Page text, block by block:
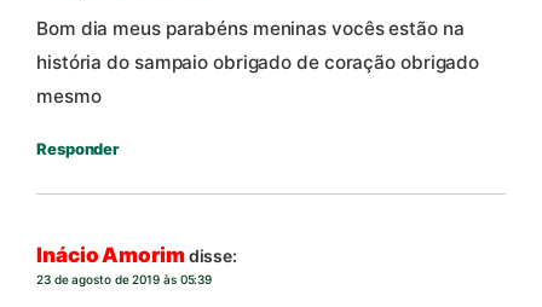
Bom dia meus parabéns meninas vocês estão na
história do sampaio obrigado de coração obrigado
mesmo
Responder
Inácio Amorimdisse:
23 de agosto de 2019 às 05:39